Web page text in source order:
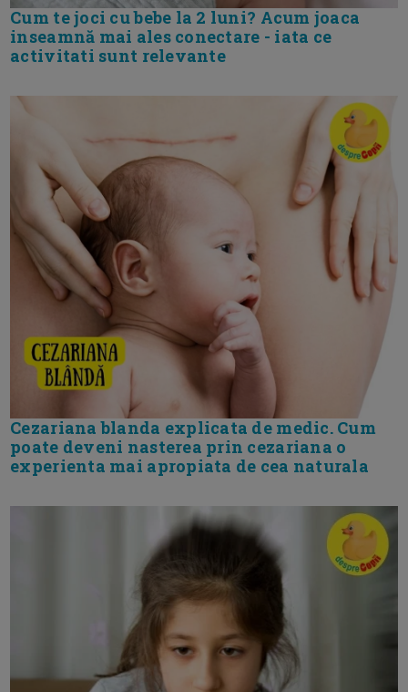
Cum te joci cu bebe la 2 luni? Acum joaca
inseamnă mai ales conectare - iata ce
activitati sunt relevante
Cezariana blanda explicata de medic. Cum
poate deveni nasterea prin cezariana o
experienta mai apropiata de cea naturala